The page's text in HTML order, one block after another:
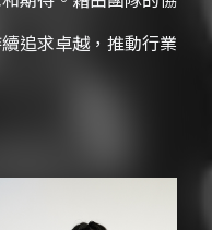
追求卓越，推動行業